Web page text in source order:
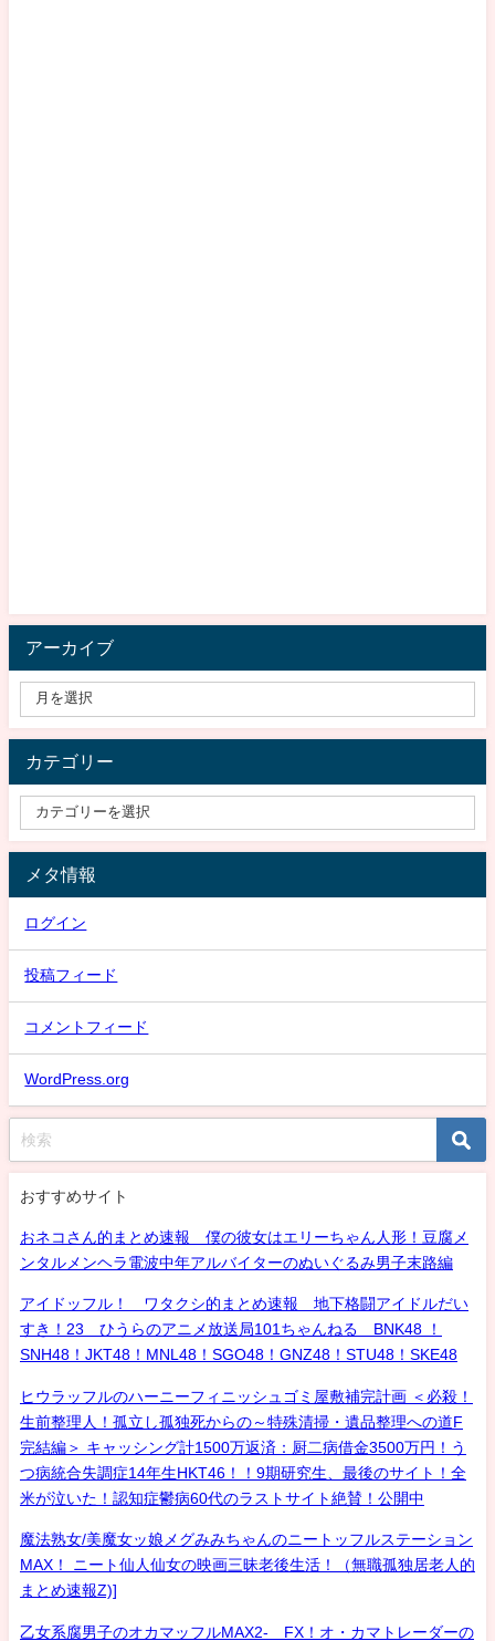
アーカイブ
カテゴリー
メタ情報
ログイン
投稿フィード
コメントフィード
WordPress.org
おすすめサイト
おネコさん的まとめ速報 僕の彼女はエリーちゃん人形！豆腐メ
ンタルメンヘラ電波中年アルバイターのぬいぐるみ男子末路編
アイドッフル！ ワタクシ的まとめ速報 地下格闘アイドルだい
すき！23 ひうらのアニメ放送局101ちゃんねる BNK48 ！
SNH48！JKT48！MNL48！SGO48！GNZ48！STU48！SKE48
ヒウラッフルのハーニーフィニッシュゴミ屋敷補完計画 ＜必殺！
生前整理人！孤立し孤独死からの～特殊清掃・遺品整理への道F
完結編＞ キャッシング計1500万返済：厨二病借金3500万円！う
つ病統合失調症14年生HKT46！！9期研究生、最後のサイト！全
米が泣いた！認知症鬱病60代のラストサイト絶賛！公開中
魔法熟女/美魔女ッ娘メグみみちゃんのニートッフルステーション
MAX！ ニート仙人仙女の映画三昧老後生活！（無職孤独居老人的
まとめ速報Z)]
乙女系腐男子のオカマッフルMAX2- FX！オ・カマトレーダーの